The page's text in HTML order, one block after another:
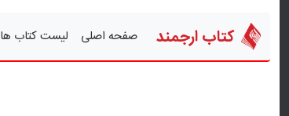
کتاب ارجمند صفحه اصلی لیست کتاب ها